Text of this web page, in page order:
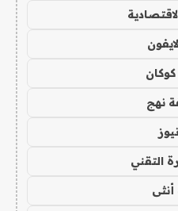
نهج
التقني
أنثى